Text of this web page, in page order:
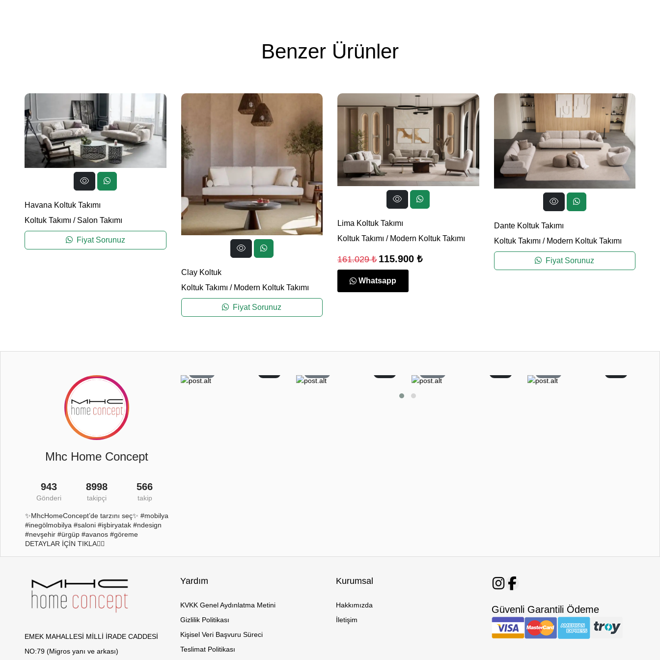
Benzer Ürünler
Havana Koltuk Takımı
Koltuk Takımı / Salon Takımı
Fiyat Sorunuz
Clay Koltuk
Koltuk Takımı / Modern Koltuk Takımı
Fiyat Sorunuz
Lima Koltuk Takımı
Koltuk Takımı / Modern Koltuk Takımı
161.029 ₺ 115.900 ₺
Whatsapp
Dante Koltuk Takımı
Koltuk Takımı / Modern Koltuk Takımı
Fiyat Sorunuz
Mhc Home Concept
943
Gönderi
8998
takipçi
566
takip
✨MhcHomeConcept’de tarzını seç✨ #mobilya
#inegölmobilya #saloni #işbiryatak #ndesign
#nevşehir #ürgüp #avanos #göreme
DETAYLAR İÇİN TIKLA👇🏻
EMEK MAHALLESİ MİLLİ İRADE CADDESİ
NO:79 (Migros yanı ve arkası)
Yardım
KVKK Genel Aydınlatma Metini
Gizlilik Politikası
Kişisel Veri Başvuru Süreci
Teslimat Politikası
Kurumsal
Hakkımızda
İletişim
Güvenli Garantili Ödeme